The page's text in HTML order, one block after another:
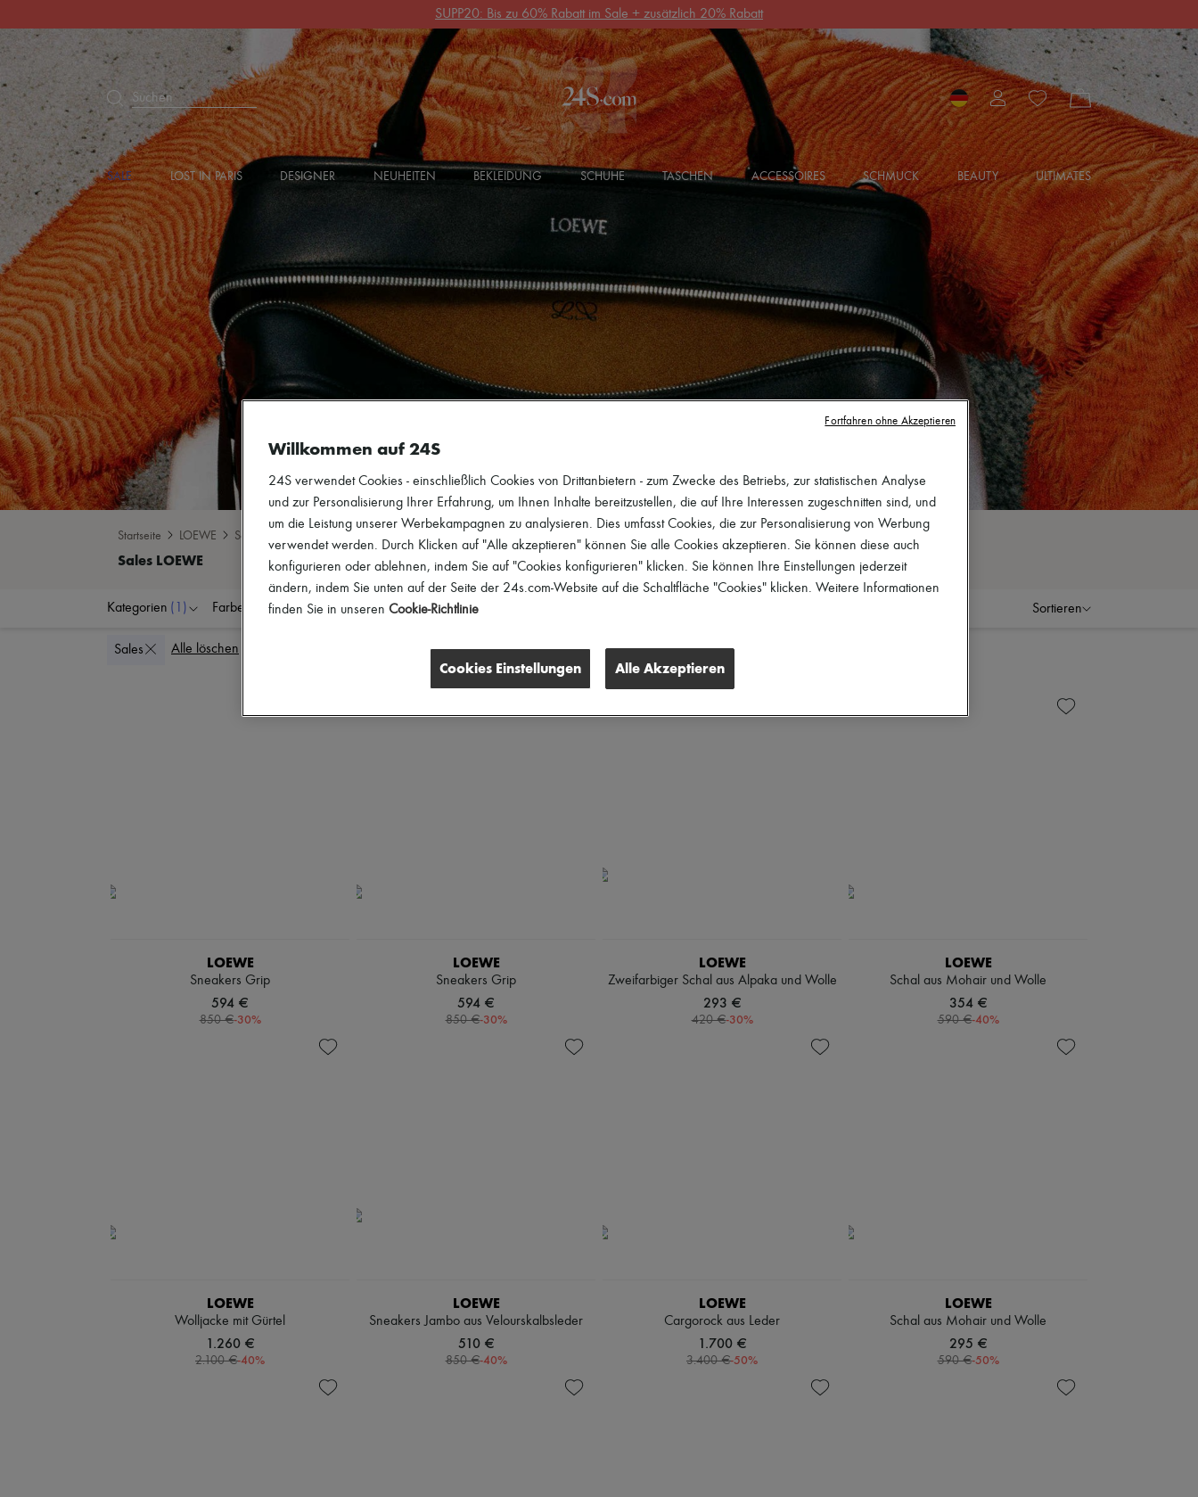
SUPP20: Bis zu 60% Rabatt im Sale + zusätzlich 20% Rabatt
Suchen
SALE LOST IN PARIS DESIGNER NEUHEITEN BEKLEIDUNG SCHUHE TASCHEN ACCESSOIRES SCHMUCK BEAUTY ULTIMATES
Startseite LOEWE Sales
Kategorien (1) Farben Schuhgrößen Preis Sortieren
Sales Alle löschen
LOEWE
Sneakers Grip
594 €
850 €-30%
LOEWE
Sneakers Grip
594 €
850 €-30%
LOEWE
Zweifarbiger Schal aus Alpaka und Wolle
293 €
420 €-30%
LOEWE
Schal aus Mohair und Wolle
354 €
590 €-40%
LOEWE
Wolljacke mit Gürtel
1.260 €
2.100 €-40%
LOEWE
Sneakers Jambo aus Velourskalbsleder
510 €
850 €-40%
LOEWE
Cargorock aus Leder
1.700 €
3.400 €-50%
LOEWE
Schal aus Mohair und Wolle
295 €
590 €-50%
Willkommen auf 24S
24S verwendet Cookies - einschließlich Cookies von Drittanbietern - zum Zwecke des Betriebs, zur statistischen Analyse
und zur Personalisierung Ihrer Erfahrung, um Ihnen Inhalte bereitzustellen, die auf Ihre Interessen zugeschnitten sind, und
um die Leistung unserer Werbekampagnen zu analysieren. Dies umfasst Cookies, die zur Personalisierung von Werbung
verwendet werden. Durch Klicken auf "Alle akzeptieren" können Sie alle Cookies akzeptieren. Sie können diese auch
konfigurieren oder ablehnen, indem Sie auf "Cookies konfigurieren" klicken. Sie können Ihre Einstellungen jederzeit
ändern, indem Sie unten auf der Seite der 24s.com-Website auf die Schaltfläche "Cookies" klicken. Weitere Informationen
finden Sie in unseren Cookie-Richtlinie
Cookies Einstellungen Alle Akzeptieren
Fortfahren ohne Akzeptieren